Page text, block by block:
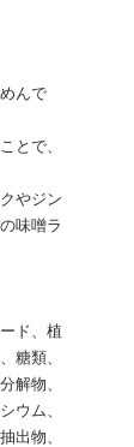
んで
とで、
やジン
味噌ラ
ド、植
糖類、
解物、
ウム、
出物、